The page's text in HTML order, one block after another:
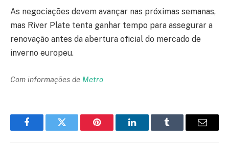
As negociações devem avançar nas próximas semanas,
mas River Plate tenta ganhar tempo para assegurar a
renovação antes da abertura oficial do mercado de
inverno europeu.
Com informações de Metro
FacebookTwitter Pinterest LinkedInTumblr Email